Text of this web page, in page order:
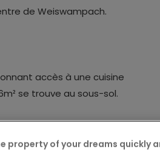
de Weiswampach.
accès à une cuisine
se trouve au sous-sol.
de respectivement 13, 14 et
d'un salon et d'une
property of your dreams quickly